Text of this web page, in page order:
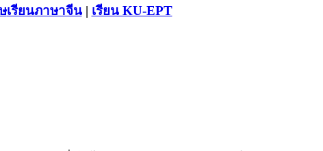
เรียนภาษาจีน| เรียน KU-EPT